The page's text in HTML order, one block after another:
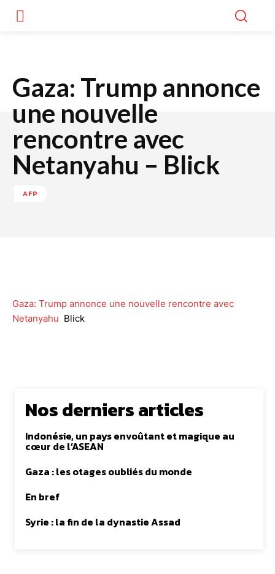
Gaza: Trump annonce
une nouvelle
rencontre avec
Netanyahu – Blick
AFP
Gaza: Trump annonce une nouvelle rencontre avec
Netanyahu Blick
Nos derniers articles
Indonésie, un pays envoûtant et magique au
cœur de l’ASEAN
Gaza : les otages oubliés du monde
En bref
Syrie : la fin de la dynastie Assad